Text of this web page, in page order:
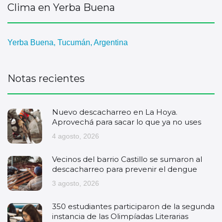
Clima en Yerba Buena
Yerba Buena, Tucumán, Argentina
Notas recientes
Nuevo descacharreo en La Hoya.
Aprovechá para sacar lo que ya no uses
4 agosto, 2026
Vecinos del barrio Castillo se sumaron al
descacharreo para prevenir el dengue
3 agosto, 2026
350 estudiantes participaron de la segunda
instancia de las Olimpíadas Literarias